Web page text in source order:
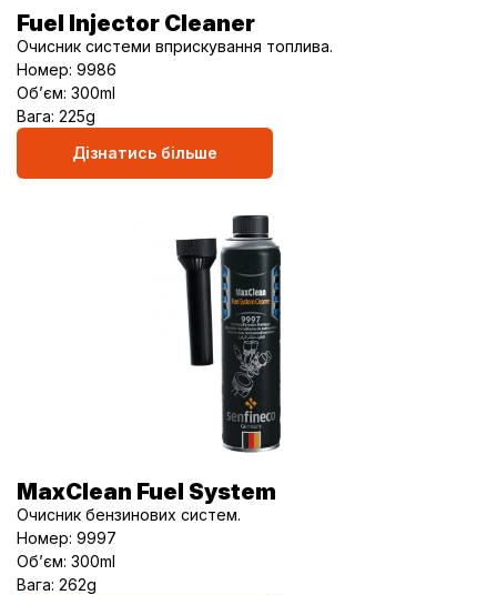
Fuel Injector Cleaner
Oчисник системи вприскування топлива.
Номер: 9986
Об’єм: 300ml
Вага: 225g
Дізнатись більше
MaxClean Fuel System
Очисник бензинових систем.
Номер: 9997
Об’єм: 300ml
Вага: 262g